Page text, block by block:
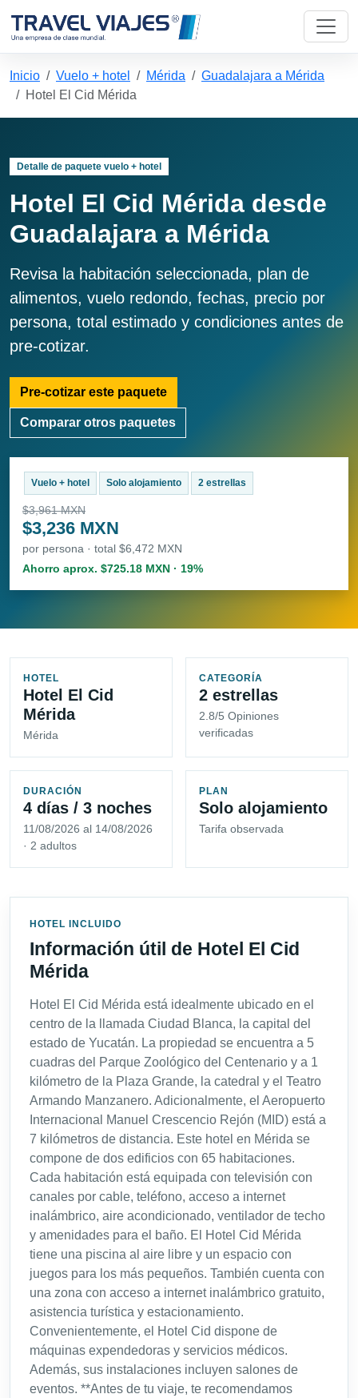
Inicio Vuelo + hotel Mérida
Guadalajara a Mérida
Hotel El Cid Mérida
Detalle de paquete vuelo + hotel
Hotel El Cid Mérida desde
Guadalajara a Mérida
Revisa la habitación seleccionada, plan de
alimentos, vuelo redondo, fechas, precio por
persona, total estimado y condiciones antes de
pre-cotizar.
Pre-cotizar este paquete
Comparar otros paquetes
Vuelo + hotel Solo alojamiento 2 estrellas
$3,961 MXN
$3,236 MXN
por persona · total $6,472 MXN
Ahorro aprox. $725.18 MXN · 19%
HOTEL
Hotel El Cid
Mérida
Mérida
CATEGORÍA
2 estrellas
2.8/5 Opiniones
verificadas
DURACIÓN
4 días / 3 noches
11/08/2026 al 14/08/2026
· 2 adultos
PLAN
Solo alojamiento
Tarifa observada
HOTEL INCLUIDO
Información útil de Hotel El Cid
Mérida
Hotel El Cid Mérida está idealmente ubicado en el
centro de la llamada Ciudad Blanca, la capital del
estado de Yucatán. La propiedad se encuentra a 5
cuadras del Parque Zoológico del Centenario y a 1
kilómetro de la Plaza Grande, la catedral y el Teatro
Armando Manzanero. Adicionalmente, el Aeropuerto
Internacional Manuel Crescencio Rejón (MID) está a
7 kilómetros de distancia. Este hotel en Mérida se
compone de dos edificios con 65 habitaciones.
Cada habitación está equipada con televisión con
canales por cable, teléfono, acceso a internet
inalámbrico, aire acondicionado, ventilador de techo
y amenidades para el baño. El Hotel Cid Mérida
tiene una piscina al aire libre y un espacio con
juegos para los más pequeños. También cuenta con
una zona con acceso a internet inalámbrico gratuito,
asistencia turística y estacionamiento.
Convenientemente, el Hotel Cid dispone de
máquinas expendedoras y servicios médicos.
Además, sus instalaciones incluyen salones de
eventos. **Antes de tu viaje, te recomendamos